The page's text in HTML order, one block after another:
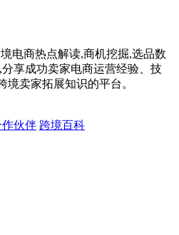
电商热点解读,商机挖掘,选品数
享成功卖家电商运营经验、技
境卖家拓展知识的平台。
作伙伴 跨境百科